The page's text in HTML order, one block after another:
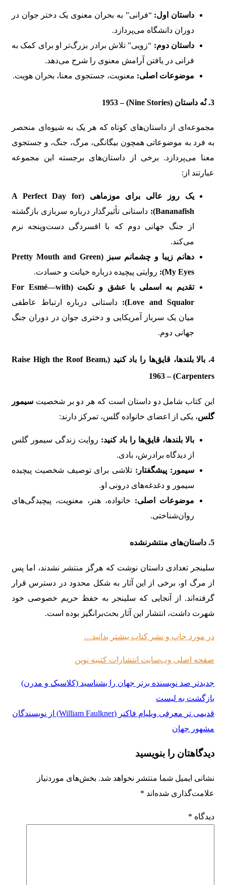
داستان اول: “فرانی” به بحران معنوی یک دختر جوان در
دوران دانشگاه می‌پردازد.
داستان دوم: “زویی” تلاش برادر بزرگ‌تر او برای کمک به
فرانی در یافتن آرامش معنوی را شرح می‌دهد.
موضوعات اصلی: معنویت، جستجوی معنا، بحران هویت.
3. نُه داستان (Nine Stories) – 1953
مجموعه‌ای از داستان‌های کوتاه که هر یک به شیوه‌ای منحصر
به فرد به موضوعاتی همچون بیگانگی، مرگ، جنگ، و جستجوی
معنا می‌پردازد. برخی از داستان‌های برجسته این مجموعه
عبارتند از:
یک روز عالی برای موزماهی (A Perfect Day for
Bananafish):
داستانی تأثیرگذار درباره سربازی بازگشته
از جنگ جهانی دوم که با افسردگی دست‌وپنجه نرم
می‌کند.
دهانم زیبا و چشمانم سبز (Pretty Mouth and Green
My Eyes):
روایتی پیچیده درباره خیانت و حسادت.
تقدیم به اسملی با عشق و نکبت (For Esmé—with
Love and Squalor):
داستانی درباره ارتباط عاطفی
میان یک سرباز آمریکایی و دختری جوان در دوران جنگ
جهانی دوم.
4. بالا بلندها، قایق‌ها را باد کنید (Raise High the Roof Beam,
Carpenters) – 1963
این کتاب شامل دو داستان است که هر دو بر شخصیت سیمور
گلس، یکی از اعضای خانواده گلس، تمرکز دارند:
بالا بلندها، قایق‌ها را باد کنید: روایت زندگی سیمور گلس
از دیدگاه برادرش، بادی.
سیمور: پیشگفتار: تلاشی برای توصیف شخصیت پیچیده
سیمور و دغدغه‌های درونی او.
موضوعات اصلی: خانواده، هنر، معنویت، پیچیدگی‌های
روان‌شناختی.
5. داستان‌های منتشرنشده
سلینجر تعدادی داستان نوشت که هرگز منتشر نشدند، اما پس
از مرگ او، برخی از این آثار به شکل محدود در دسترس قرار
گرفته‌اند. از آنجایی که سلینجر به حفظ حریم خصوصی خود
شهرت داشت، انتشار این آثار بحث‌برانگیز بوده است.
در مورد چاپ و نشر کتاب بیشتر بدانید…
صفحه اصلی وب‌سایت انتشارات کتیبه نوین
جدیدتر صد نویسنده برتر جهان را بشناسید (کلاسیک و مدرن)
بازگشت به لیست
قدیمی تر
معرفی ویلیام فاکنر (William Faulkner) از نویسندگان
مشهور جهان
دیدگاهتان را بنویسید
نشانی ایمیل شما منتشر نخواهد شد. بخش‌های موردنیاز
علامت‌گذاری شده‌اند *
دیدگاه *